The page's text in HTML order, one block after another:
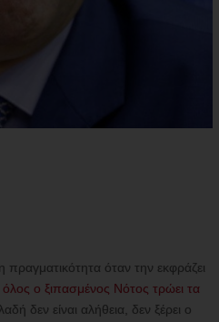
όταν την εκφράζει
όλος ο ξιπασμένος Νότος τρώει τα
δεν είναι αλήθεια, δεν ξέρει ο